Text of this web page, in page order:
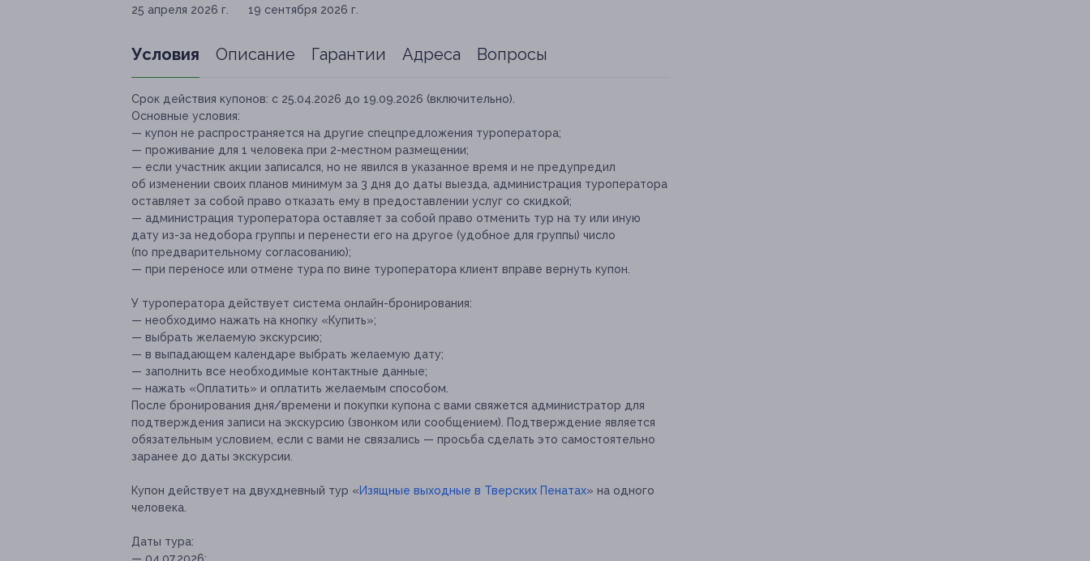
25 апреля 2026 г.
19 сентября 2026 г.
Условия Описание Гарантии Адреса Вопросы
Срок действия купонов: с 25.04.2026 до 19.09.2026 (включительно).
Основные условия:
— купон не распространяется на другие спецпредложения туроператора;
— проживание для 1 человека при 2-местном размещении;
— если участник акции записался, но не явился в указанное время и не предупредил
об изменении своих планов минимум за 3 дня до даты выезда, администрация туроператора
оставляет за собой право отказать ему в предоставлении услуг со скидкой;
— администрация туроператора оставляет за собой право отменить тур на ту или иную
дату из-за недобора группы и перенести его на другое (удобное для группы) число
(по предварительному согласованию);
— при переносе или отмене тура по вине туроператора клиент вправе вернуть купон.
У туроператора действует система онлайн-бронирования:
— необходимо ⁠нажать на кнопку «Купить»;
— выбрать желаемую экскурсию;
— в выпадающем календаре выбрать желаемую дату;
— заполнить все необходимые контактные данные;
— нажать «Оплатить» и⁠ ⁠оплатить желаемым способом.
После бронирования дня/времени и покупки купона с вами свяжется администратор для
подтверждения записи на экскурсию (звонком или сообщением). Подтверждение является
обязательным условием, если с вами не связались — просьба сделать это самостоятельно
заранее до даты экскурсии.
Купон действует на двухдневный тур «Изящные выходные в Тверских Пенатах» на одного
человека.
Даты тура: